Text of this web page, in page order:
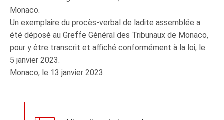
Monaco.
Un exemplaire du procès-verbal de ladite assemblée a
été déposé au Greffe Général des Tribunaux de Monaco,
pour y être transcrit et affiché conformément à la loi, le
5 janvier 2023.
Monaco, le 13 janvier 2023.